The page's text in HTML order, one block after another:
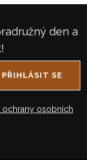
den a
ochrany osobních
PŘIHLÁSIT SE